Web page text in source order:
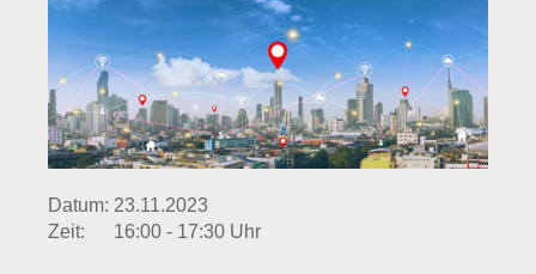
Datum: 23.11.2023
Zeit:
16:00 - 17:30 Uhr